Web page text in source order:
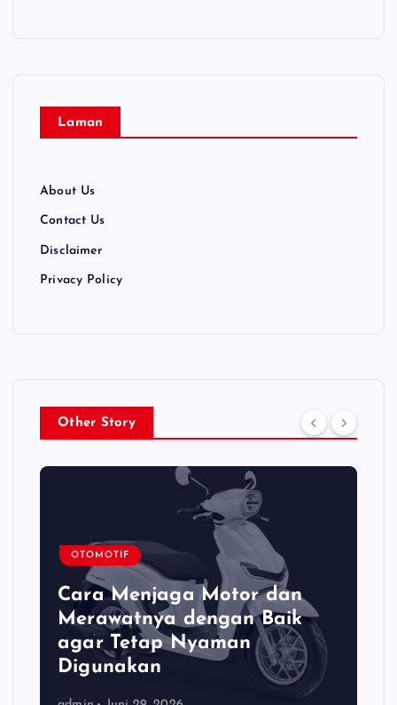
Laman
About Us
Contact Us
Disclaimer
Privacy Policy
Other Story
OTOMOTIF
Cara Menjaga Motor dan
Merawatnya dengan Baik
agar Tetap Nyaman
Digunakan